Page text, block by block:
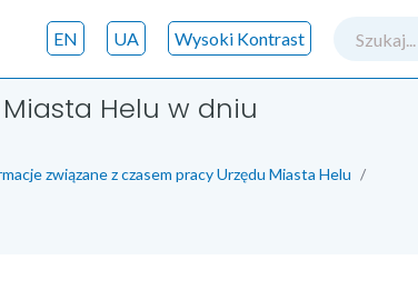
Wysoki Kontrast
UA
EN
Helu w dniu
związane z czasem pracy Urzędu Miasta Helu